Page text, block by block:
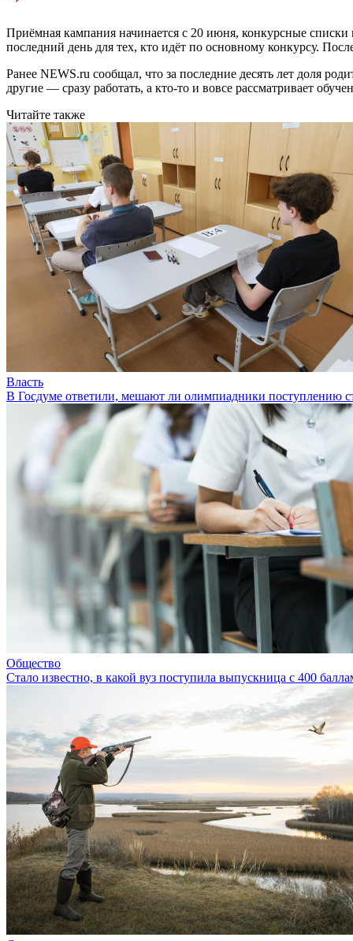
Приёмная кампания начинается с 20 июня, конкурсные
последний день для тех, кто идёт по основному конкурсу.
Ранее NEWS.ru сообщал, что за последние десять лет доля
другие — сразу работать, а кто-то и вовсе рассматривает
Читайте также
Власть
В Госдуме ответили, мешают ли олимпиадники поступлению
Общество
Стало известно, в какой вуз поступила выпускница с 400